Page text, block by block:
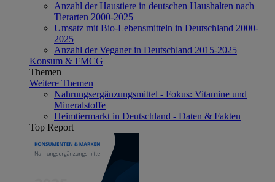
Anzahl der Haustiere in deutschen Haushalten nach
Tierarten 2000-2025
Umsatz mit Bio-Lebensmitteln in Deutschland 2000-
2025
Anzahl der Veganer in Deutschland 2015-2025
Konsum & FMCG
Themen
Weitere Themen
Nahrungsergänzungsmittel - Fokus: Vitamine und
Mineralstoffe
Heimtiermarkt in Deutschland - Daten & Fakten
Top Report